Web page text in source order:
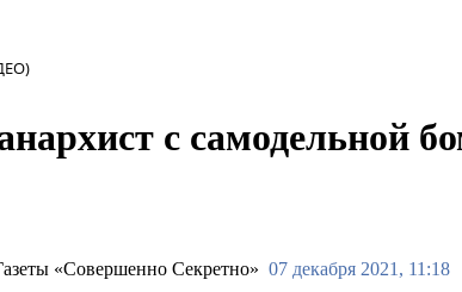
с самодельной
07 декабря 2021, 11:18